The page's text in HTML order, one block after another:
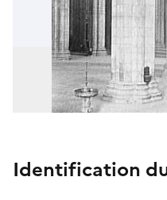
Identification